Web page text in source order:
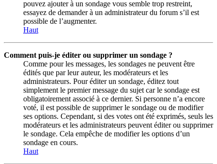
pouvez ajouter à un sondage vous semble trop restreint,
essayez de demander à un administrateur du forum s’il est
possible de l’augmenter.
Haut
Comment puis-je éditer ou supprimer un sondage ?
Comme pour les messages, les sondages ne peuvent être
édités que par leur auteur, les modérateurs et les
administrateurs. Pour éditer un sondage, éditez tout
simplement le premier message du sujet car le sondage est
obligatoirement associé à ce dernier. Si personne n’a encore
voté, il est possible de supprimer le sondage ou de modifier
ses options. Cependant, si des votes ont été exprimés, seuls les
modérateurs et les administrateurs peuvent éditer ou supprimer
le sondage. Cela empêche de modifier les options d’un
sondage en cours.
Haut